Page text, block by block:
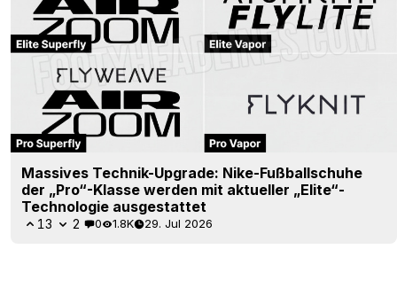
Massives Technik-Upgrade: Nike-Fußballschuhe
der „Pro“-Klasse werden mit aktueller „Elite“-
Technologie ausgestattet
13 2 0 1.8K 29. Jul 2026